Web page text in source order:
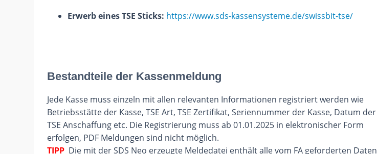
Erwerb eines TSE Sticks: https://www.sds-kassensysteme.de/swissbit-tse/
Bestandteile der Kassenmeldung
Jede Kasse muss einzeln mit allen relevanten Informationen registriert werden wie
Betriebsstätte der Kasse, TSE Art, TSE Zertifikat, Seriennummer der Kasse, Datum der
TSE Anschaffung etc. Die Registrierung muss ab 01.01.2025 in elektronischer Form
erfolgen, PDF Meldungen sind nicht möglich.
TIPP Die mit der SDS Neo erzeugte Meldedatei enthält alle vom FA geforderten Daten